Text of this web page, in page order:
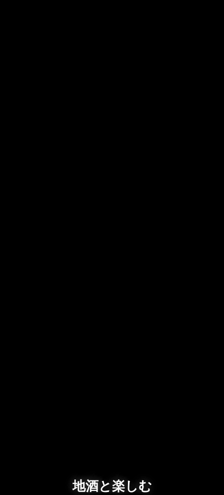
地酒と楽しむ